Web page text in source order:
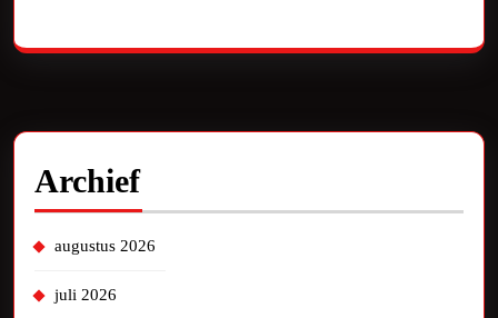
Archief
augustus 2026
juli 2026